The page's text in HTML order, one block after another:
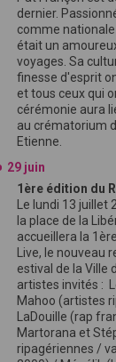
dernier.
comme
était un
voyages. Sa
finesse d'esprit
et tous ceux qui
cérémonie aura
au crématorium
Etienne.
29 juin
1ère édition du
Le lundi 13
la place de la
accueillera la
Live, le nouveau
estival de la Ville
artistes invités :
Mahoo (artistes
LaDouille (rap
Martorana et
ripagériennes /